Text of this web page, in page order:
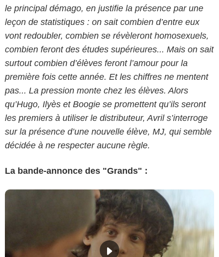
le principal démago, en justifie la présence par une
leçon de statistiques : on sait combien d’entre eux
vont redoubler, combien se révèleront homosexuels,
combien feront des études supérieures... Mais on sait
surtout combien d’élèves feront l’amour pour la
première fois cette année. Et les chiffres ne mentent
pas... La pression monte chez les élèves. Alors
qu’Hugo, Ilyès et Boogie se promettent qu’ils seront
les premiers à utiliser le distributeur, Avril s’interroge
sur la présence d’une nouvelle élève, MJ, qui semble
décidée à ne respecter aucune règle.
La bande-annonce des "Grands" :